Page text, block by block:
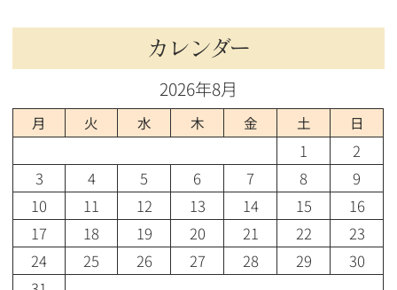
カレンダー
2026年8月
月 火 水 木 金 土 日
1
2
3
4 5 6 7 8
9
10
11 12 13 14 15
16
17
18 19 20 21 22
23
24
25 26 27 28 29
30